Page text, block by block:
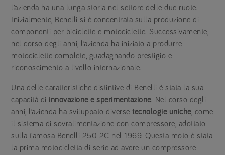
l’azienda ha una lunga storia nel settore delle due ruote.
Inizialmente, Benelli si è concentrata sulla produzione di
componenti per biciclette e motociclette. Successivamente,
nel corso degli anni, l’azienda ha iniziato a produrre
motociclette complete, guadagnando prestigio e
riconoscimento a livello internazionale.
Una delle caratteristiche distintive di Benelli è stata la sua
capacità di innovazione e sperimentazione. Nel corso degli
anni, l’azienda ha sviluppato diversetecnologie uniche, come
il sistema di sovralimentazione con compressore, adottato
sulla famosa Benelli 250 2C nel 1969. Questa moto è stata
la prima motocicletta di serie ad avere un compressore